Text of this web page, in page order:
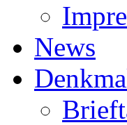
News